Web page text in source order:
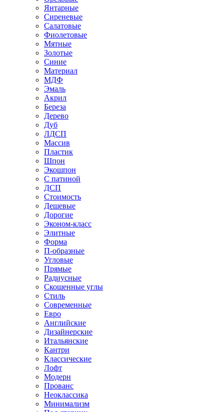
Янтарные
Сиреневые
Салатовые
Фиолетовые
Мятные
Золотые
Синие
Материал
МДФ
Эмаль
Акрил
Береза
Дерево
Дуб
ЛДСП
Массив
Пластик
Шпон
Экошпон
С патиной
ДСП
Стоимость
Дешевые
Дорогие
Эконом-класс
Элитные
Форма
П-образные
Угловые
Прямые
Радиусные
Скошенные углы
Стиль
Современные
Евро
Английские
Дизайнерские
Итальянские
Кантри
Классические
Лофт
Модерн
Прованс
Неоклассика
Минимализм